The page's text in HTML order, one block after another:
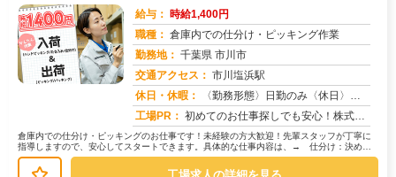
給与： 時給1,400円
職種： 倉庫内での仕分け・ピッキング作業
勤務地： 千葉県 市川市
交通アクセス： 市川塩浜駅
休日・休暇：
〈勤務形態〉日勤のみ〈休日〉シフト制★ＧＷ★夏季休暇★冬季休暇★年末年始
工場PR： 初めてのお仕事探しでも安心！株式会社京栄センターで新しい一歩を踏み出してみませんか？→未経験者多数活躍中！経験やス...
倉庫内での仕分け・ピッキングのお仕事です！未経験の方大歓迎！先輩スタッフが丁寧に
指導しますので、安心してスタートできます。具体的な仕事内容は、→ 仕分け：決めら
れたルールに従って、部品などを種類...